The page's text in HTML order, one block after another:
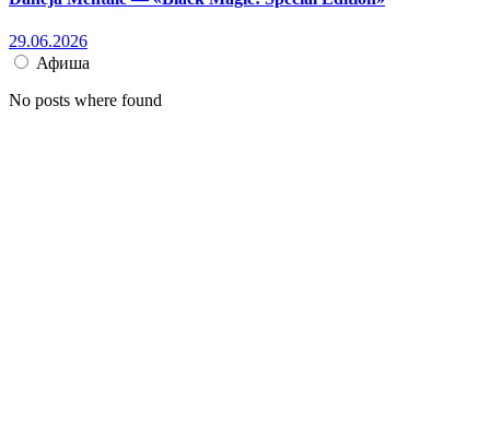
29.06.2026
Афиша
No posts where found